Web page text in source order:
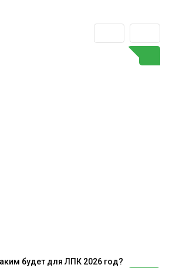
будет для ЛПК 2026 год?